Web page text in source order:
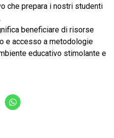
che prepara i nostri studenti
beneficiare di risorse
e accesso a metodologie
educativo stimolante e